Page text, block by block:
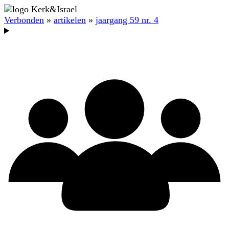
Verbonden » artikelen » jaargang 59 nr. 4